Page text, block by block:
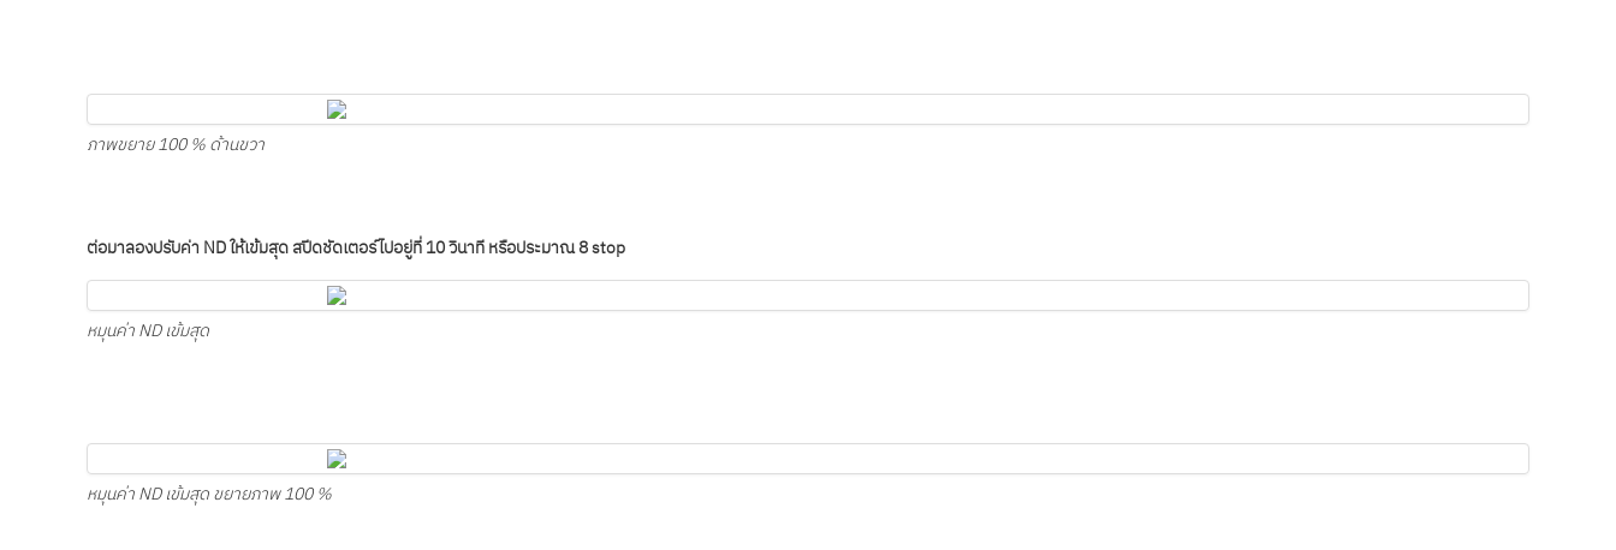
ภาพขยาย 100 % ด้านขวา
ต่อมาลองปรับค่า ND ให้เข้มสุด สปีดชัดเตอร์ไปอยู่ที่ 10 วินาที หรือประมาณ 8 stop
หมุนค่า ND เข้มสุด
หมุนค่า ND เข้มสุด ขยายภาพ 100 %